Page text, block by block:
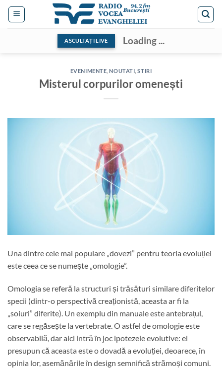
Skip
ASCULTAȚI LIVE Loading ...
EVENIMENTE ,NOUTATI ,STIRI
Misterul corpurilor omenești
Una dintre cele mai populare „dovezi” pentru teoria evoluției
este ceea ce se numește „omologie”.
Omologia se referă la structuri și trăsături similare diferitelor
specii (dintr-o perspectivă creaționistă, aceasta ar fi la
„soiuri” diferite). Un exemplu din manuale este antebrațul,
care se regăsește la vertebrate. O astfel de omologie este
observabilă, dar aici intră în joc ipotezele evolutive: ei
presupun că aceasta este o dovadă a evoluției, deoarece, în
opinia lor, asemănările în design semnifică strămoși comuni.